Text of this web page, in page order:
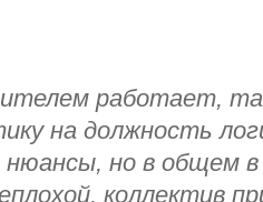
работает,
на должность
нюансы, но в общем
коллектив